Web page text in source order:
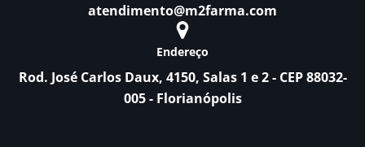
atendimento@m2farma.com
Endereço
Rod. José Carlos Daux, 4150, Salas 1 e 2 - CEP 88032-
005 - Florianópolis